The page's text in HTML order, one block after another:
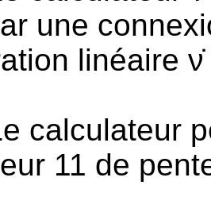
une
linéaire
calculateur
11 de